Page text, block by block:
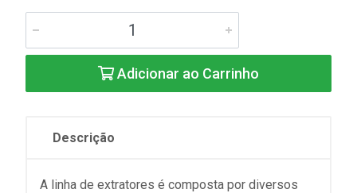
Adicionar ao Carrinho
Descrição
A linha de extratores é composta por diversos